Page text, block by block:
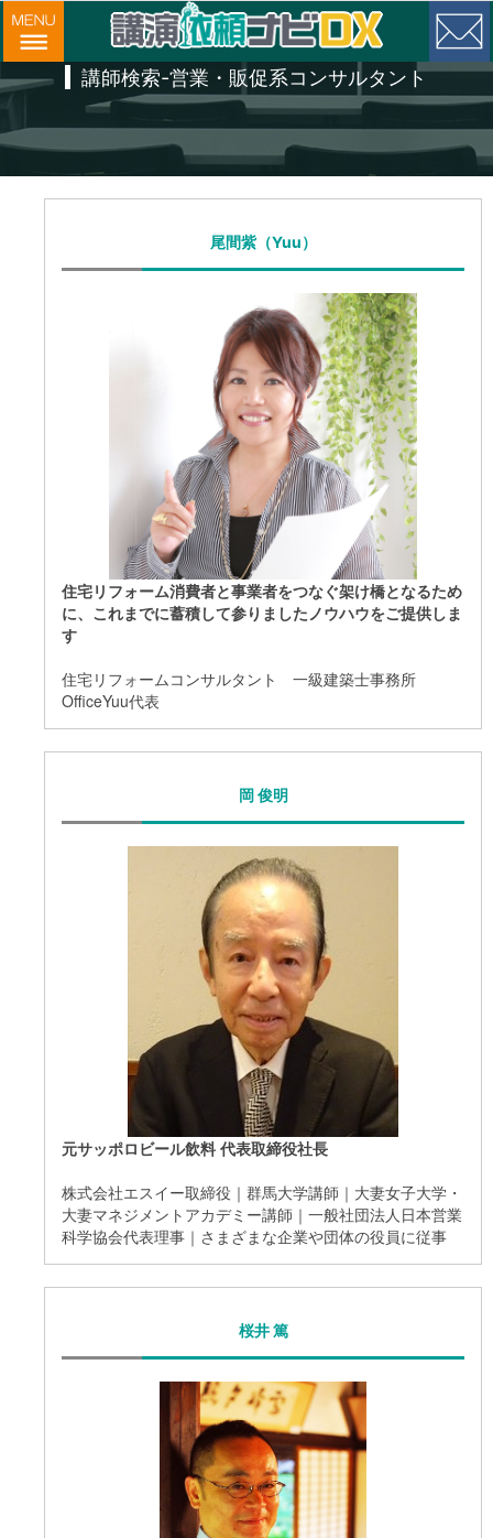
講師検索-営業・販促系コンサルタント
尾間紫（Yuu）
住宅リフォーム消費者と事業者をつなぐ架け橋となるため
に、これまでに蓄積して参りましたノウハウをご提供しま
す
住宅リフォームコンサルタント 一級建築士事務所
OfficeYuu代表
岡 俊明
元サッポロビール飲料 代表取締役社⻑
株式会社エスイー取締役｜群馬大学講師｜大妻女子大学・
大妻マネジメントアカデミー講師｜一般社団法人日本営業
科学協会代表理事｜さまざまな企業や団体の役員に従事
桜井 篤